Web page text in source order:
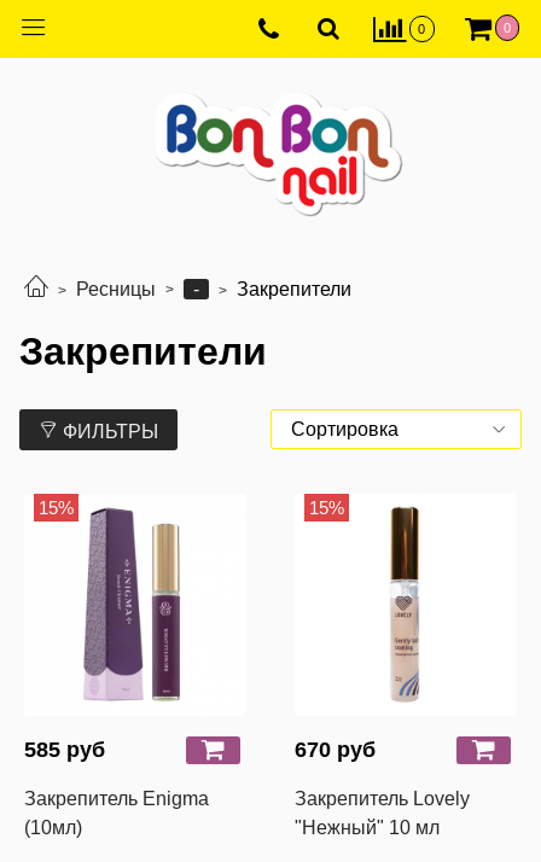
0 0
Ресницы - Закрепители
Закрепители
ФИЛЬТРЫ
15%
585 руб
Закрепитель Enigma
(10мл)
15%
670 руб
Закрепитель Lovely
"Нежный" 10 мл